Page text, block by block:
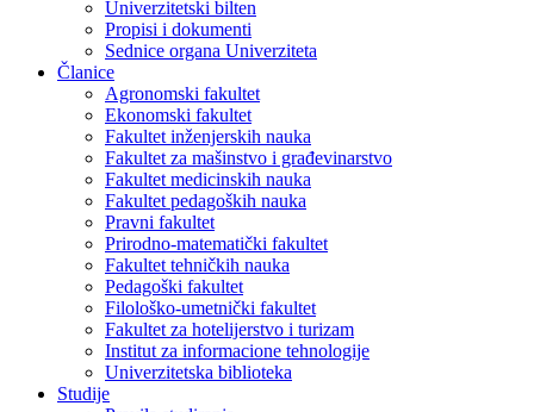
Univerzitetski bilten
Propisi i dokumenti
Sednice organa Univerziteta
Članice
Agronomski fakultet
Ekonomski fakultet
Fakultet inženjerskih nauka
Fakultet za mašinstvo i građevinarstvo
Fakultet medicinskih nauka
Fakultet pedagoških nauka
Pravni fakultet
Prirodno-matematički fakultet
Fakultet tehničkih nauka
Pedagoški fakultet
Filološko-umetnički fakultet
Fakultet za hotelijerstvo i turizam
Institut za informacione tehnologije
Univerzitetska biblioteka
Studije